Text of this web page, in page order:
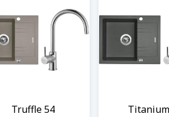
Truffle 54